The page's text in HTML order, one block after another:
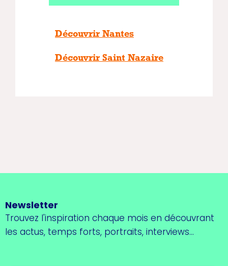
Découvrir Nantes
Découvrir Saint Nazaire
Newsletter
Trouvez l'inspiration chaque mois en découvrant
les actus, temps forts, portraits, interviews...